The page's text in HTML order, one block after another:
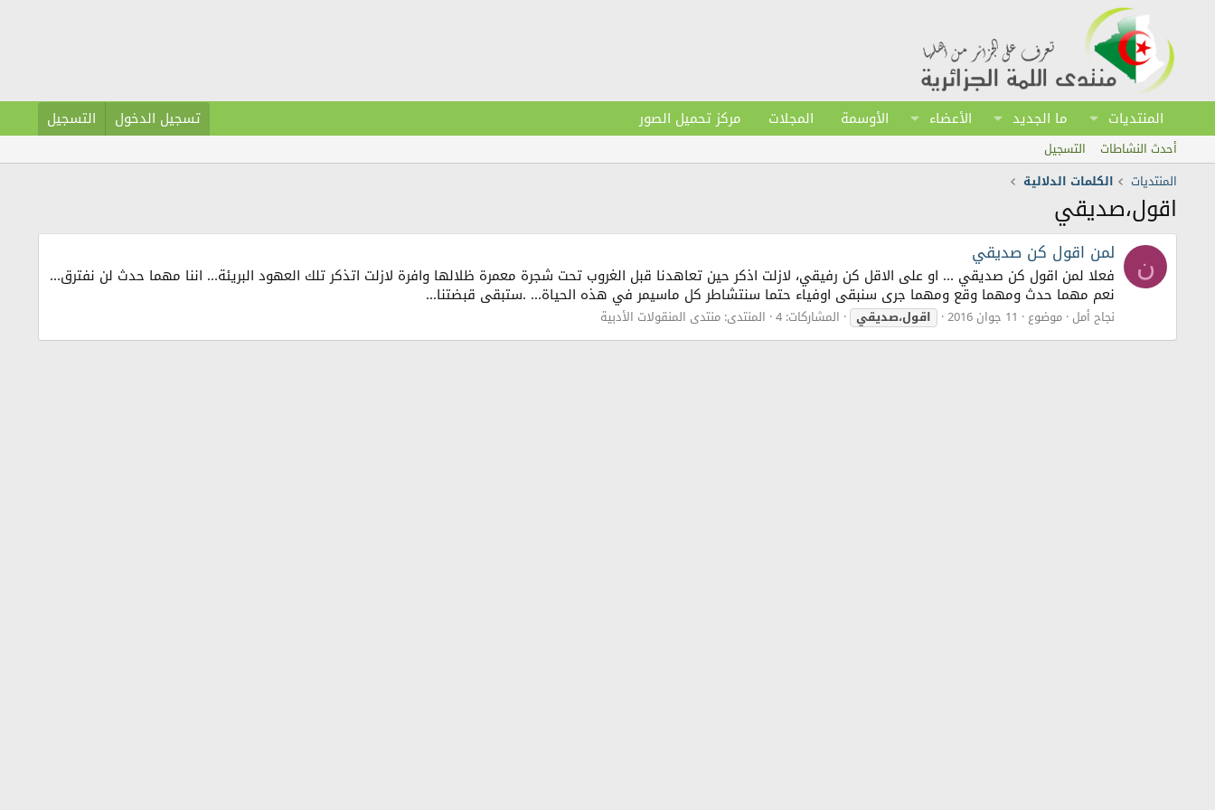
المنتديات ما الجديد الأعضاء الأوسمة المجلات مركز تحميل الصور تسجيل الدخول التسجيل
أحدث النشاطات
التسجيل
المنتديات
الكلمات الدلالية
اقول،صديقي
ن لمن اقول كن صديقي
فعلا لمن اقول كن صديقي ... او على الاقل كن رفيقي، لازلت اذكر حين تعاهدنا قبل الغروب تحت شجرة معمرة ظلالها وافرة لازلت اتذكر تلك العهود البريئة... اننا مهما حدث لن نفترق...
نعم مهما حدث ومهما وقع ومهما جرى سنبقى اوفياء حتما سنتشاطر كل ماسيمر في هذه الحياة... .ستبقى قبضتنا...
نجاح أمل موضوع 11 جوان 2016 اقول،صديقي المشاركات: 4 المنتدى: منتدى المنقولات الأدبية